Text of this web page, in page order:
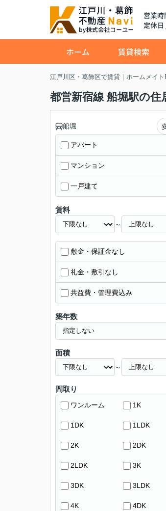
営業
定休日
ホーム 賃貸検索
江戸川区・葛飾区で賃貸｜ホームメイ
都営新宿線 船堀駅の住
船堀
アパート
マンション
一戸建て
賃料
～
敷金・保証金なし
礼金・敷引なし
共益費・管理費込み
築年数
面積
～
間取り
ワンルーム 1K
1DK 1LDK
2K 2DK
2LDK 3K
3DK 3LDK
4K 4DK